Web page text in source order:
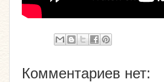
Комментариев нет: